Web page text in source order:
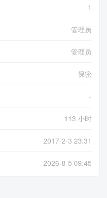
1
管理员
管理员
保密
-
113 小时
2017-2-3 23:31
2026-8-5 09:45